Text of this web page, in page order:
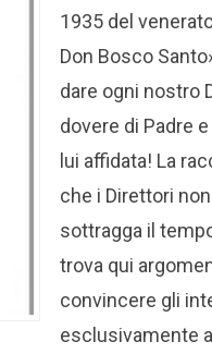
1935 del
Don Bosco
dare ogni nostro
dovere di Padre
lui affidata! La
che i Direttori
sottragga il
trova qui
convincere gli
esclusivamente